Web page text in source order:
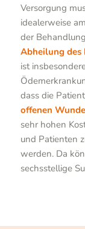
Versorgung
idealerweise
der
Abheilung des
ist
dass die
offenen
sehr hohen
und Patienten
werden. Da
sechsstellige